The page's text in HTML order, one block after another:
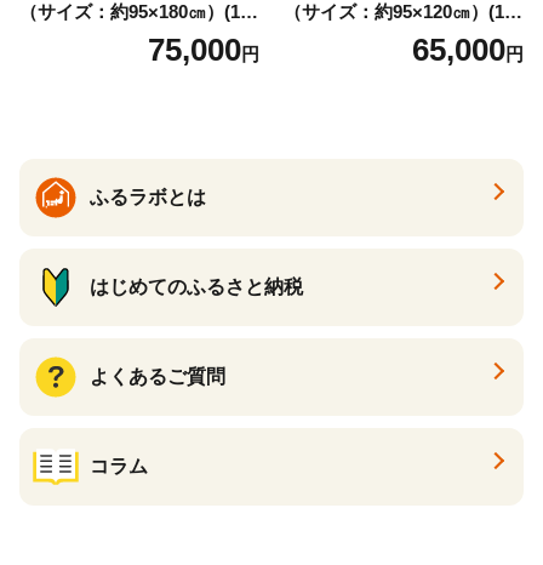
（サイズ：約95×180㎝）(14
75,000円
（サイズ：約95×120㎝）(14
65,000円
ふるラボとは
はじめてのふるさと納税
よくあるご質問
コラム